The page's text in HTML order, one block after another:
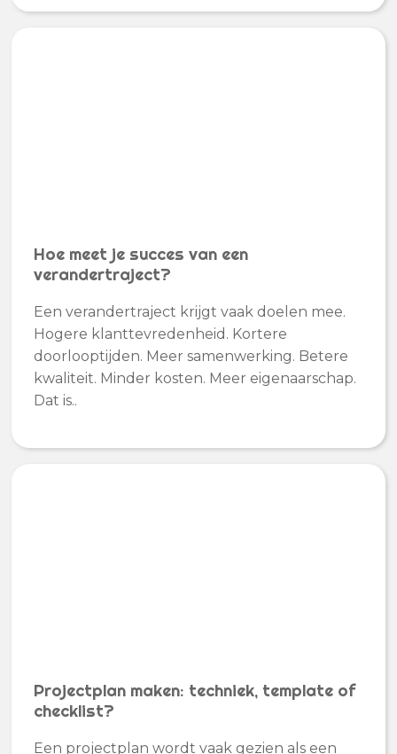
Hoe meet je succes van een
verandertraject?
Een verandertraject krijgt vaak doelen mee.
Hogere klanttevredenheid. Kortere
doorlooptijden. Meer samenwerking. Betere
kwaliteit. Minder kosten. Meer eigenaarschap.
Dat is..
Projectplan maken: techniek, template of
checklist?
Een projectplan wordt vaak gezien als een